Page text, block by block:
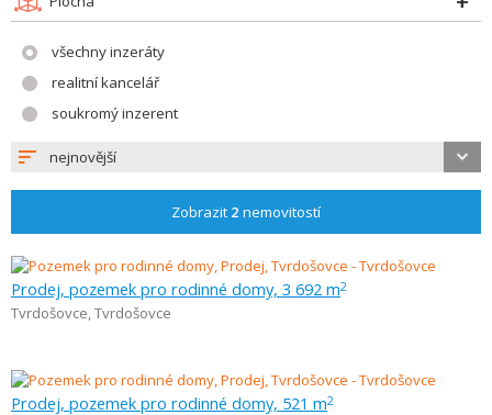
všechny inzeráty
realitní kancelář
soukromý inzerent
nejnovější
Zobrazit 2 nemovitostí
Prodej, pozemek pro rodinné domy, 3 692 m2
Tvrdošovce,Tvrdošovce
Prodej, pozemek pro rodinné domy, 521 m2